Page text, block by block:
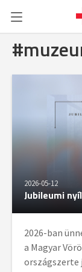
2026-05-12
Jubileumi
2026-ban
a Magyar
országszerte